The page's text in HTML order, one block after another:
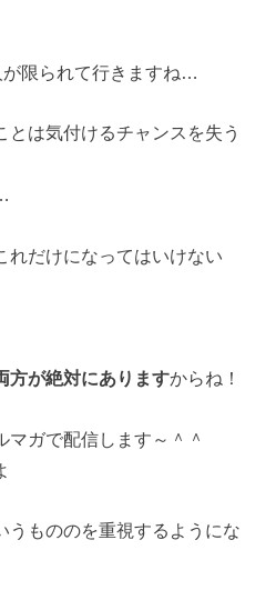
が限られて行きますね…
は気付けるチャンスを失う
れだけになってはいけない
方が絶対にありますからね！
マガで配信します～＾＾
うもののを重視するようにな